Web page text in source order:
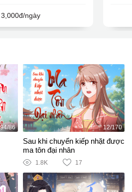
3,000đ/ngày
94/86 12/170
Sau khi chuyển kiếp nhặt được
ma tôn đại nhân
1.8K 17